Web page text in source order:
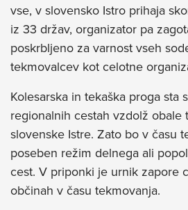
vse, v slovensko Istro prihaja
iz 33 držav, organizator pa
poskrbljeno za varnost vseh
tekmovalcev kot celotne
Kolesarska in tekaška proga sta
regionalnih cestah vzdolž obale
slovenske Istre. Zato bo v času
poseben režim delnega ali
cest. V priponki je urnik zapore
občinah v času tekmovanja.